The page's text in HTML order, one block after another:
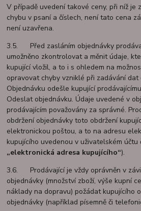
V případě uvedení takové ceny, při níž je
chybu v psaní a číslech, není tato cena
není uzavřena.
3.5. Před zasláním objednávky
umožněno zkontrolovat a měnit údaje,
kupující vložil, a to i s ohledem na
opravovat chyby vzniklé při zadávání dat
Objednávku odešle kupující
Odeslat objednávku. Údaje uvedené v
prodávajícím považovány za správné.
obdržení objednávky toto obdržení
elektronickou poštou, a to na adresu
kupujícího uvedenou v uživatelském
„elektronická adresa kupujícího“).
3.6. Prodávající je vždy oprávněn v
objednávky (množství zboží, výše kupní
náklady na dopravu) požádat kupujícího
objednávky (například písemně či